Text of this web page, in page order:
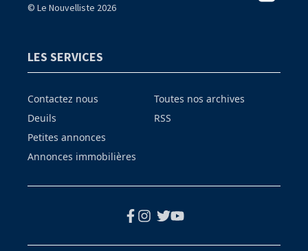
© Le Nouvelliste 2026
LES SERVICES
Contactez nous
Deuils
Petites annonces
Annonces immobilières
Toutes nos archives
RSS